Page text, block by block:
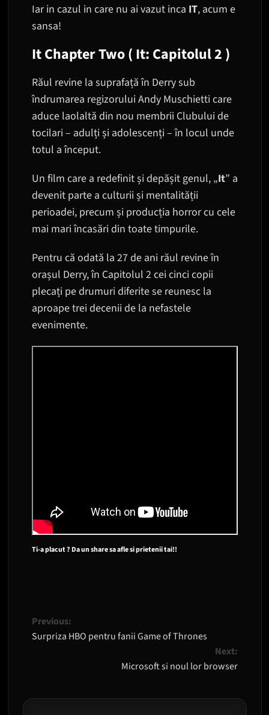
Iar in cazul in care nu ai vazut inca IT, acum e
sansa!
It Chapter Two ( It: Capitolul 2 )
Răul revine la suprafață în Derry sub
îndrumarea regizorului Andy Muschietti care
aduce laolaltă din nou membrii Clubului de
tocilari – adulți și adolescenți – în locul unde
totul a început.
Un film care a redefinit și depășit genul, „It” a
devenit parte a culturii și mentalității
perioadei, precum și producția horror cu cele
mai mari încasări din toate timpurile.
Pentru că odată la 27 de ani răul revine în
orașul Derry, în Capitolul 2 cei cinci copii
plecați pe drumuri diferite se reunesc la
aproape trei decenii de la nefastele
evenimente.
Ti-a placut ? Da un share sa afle si prietenii tai!!
Post
navigation
Previous:
Surpriza HBO pentru fanii Game of Thrones
Next:
Microsoft si noul lor browser